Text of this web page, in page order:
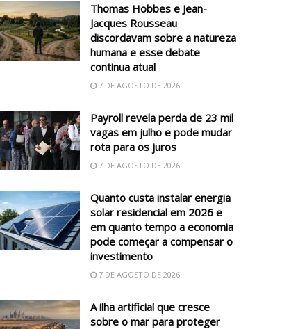
Thomas Hobbes e Jean-
Jacques Rousseau
discordavam sobre a natureza
humana e esse debate
continua atual
7 DE AGOSTO DE 2026
Payroll revela perda de 23 mil
vagas em julho e pode mudar
rota para os juros
7 DE AGOSTO DE 2026
Quanto custa instalar energia
solar residencial em 2026 e
em quanto tempo a economia
pode começar a compensar o
investimento
7 DE AGOSTO DE 2026
A ilha artificial que cresce
sobre o mar para proteger